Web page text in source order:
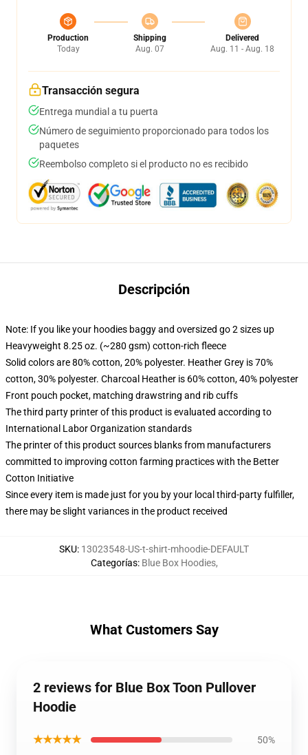
Production
Today
Shipping
Aug. 07
Delivered
Aug. 11 - Aug. 18
Transacción segura
Entrega mundial a tu puerta
Número de seguimiento proporcionado para todos los
paquetes
Reembolso completo si el producto no es recibido
Descripción
Note: If you like your hoodies baggy and oversized go 2 sizes up
Heavyweight 8.25 oz. (~280 gsm) cotton-rich fleece
Solid colors are 80% cotton, 20% polyester. Heather Grey is 70%
cotton, 30% polyester. Charcoal Heather is 60% cotton, 40% polyester
Front pouch pocket, matching drawstring and rib cuffs
The third party printer of this product is evaluated according to
International Labor Organization standards
The printer of this product sources blanks from manufacturers
committed to improving cotton farming practices with the Better
Cotton Initiative
Since every item is made just for you by your local third-party fulfiller,
there may be slight variances in the product received
SKU: 13023548-US-t-shirt-mhoodie-DEFAULT
Categorías: Blue Box Hoodies,
What Customers Say
2 reviews for Blue Box Toon Pullover
Hoodie
★★★★★ 50%